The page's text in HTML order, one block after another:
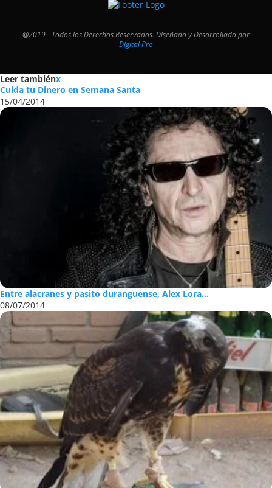
@2019 - Todos los Derechos Reservados. Diseñado y Desarrollado por
Digital Pro
Leer tambiénx
Cuida tu Dinero en Semana Santa
15/04/2014
Entre alacranes y pasito duranguense, Alex Lora...
08/07/2014